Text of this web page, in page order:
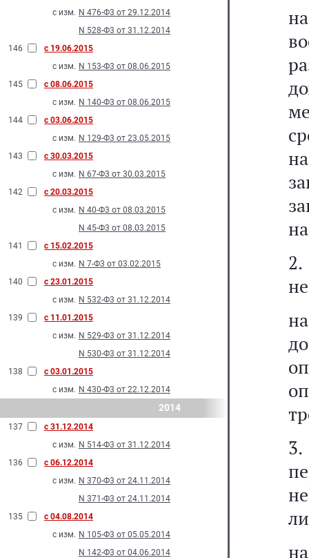
с изм. N 476-Ф3 от 29.12.2014
N 528-Ф3 от 31.12.2014
146
с 19.06.2015
с изм. N 153-Ф3 от 08.06.2015
145
с 08.06.2015
с изм. N 140-Ф3 от 08.06.2015
144
с 03.06.2015
с изм. N 129-Ф3 от 23.05.2015
143
с 30.03.2015
с изм. N 67-Ф3 от 30.03.2015
142
с 20.03.2015
с изм. N 40-Ф3 от 08.03.2015
N 45-Ф3 от 08.03.2015
141
с 15.02.2015
с изм. N 7-Ф3 от 03.02.2015
140
с 23.01.2015
с изм. N 532-Ф3 от 31.12.2014
139
с 11.01.2015
с изм. N 529-Ф3 от 31.12.2014
N 530-Ф3 от 31.12.2014
138
с 03.01.2015
с изм. N 430-Ф3 от 22.12.2014
2014
137
с 31.12.2014
с изм. N 514-Ф3 от 31.12.2014
136
с 06.12.2014
с изм. N 370-Ф3 от 24.11.2014
N 371-Ф3 от 24.11.2014
135
с 04.08.2014
с изм. N 105-Ф3 от 05.05.2014
N 142-Ф3 от 04.06.2014